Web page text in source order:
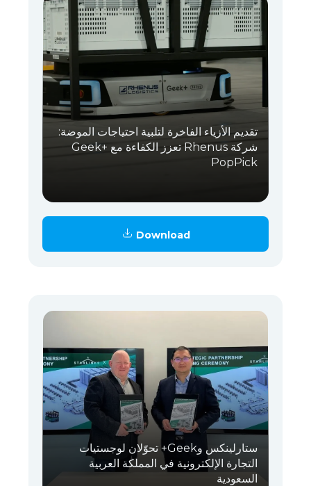
تقديم الأزياء الفاخرة لتلبية احتياجات الموضة:
شركة Rhenus تعزز الكفاءة مع Geek+
PopPick
Download
ستارلينكس وGeek+ تحوّلان لوجستيات
التجارة الإلكترونية في المملكة العربية
السعودية